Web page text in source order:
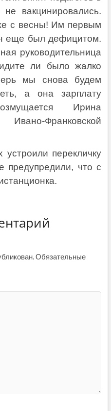
вакцинировались.
с весны! Им первым
еще был дефицитом.
руководительница
ли было жалко
мы снова будем
а она зарплату
Ирина
Франковской
перекличку
предупредили, что с
Обязательные